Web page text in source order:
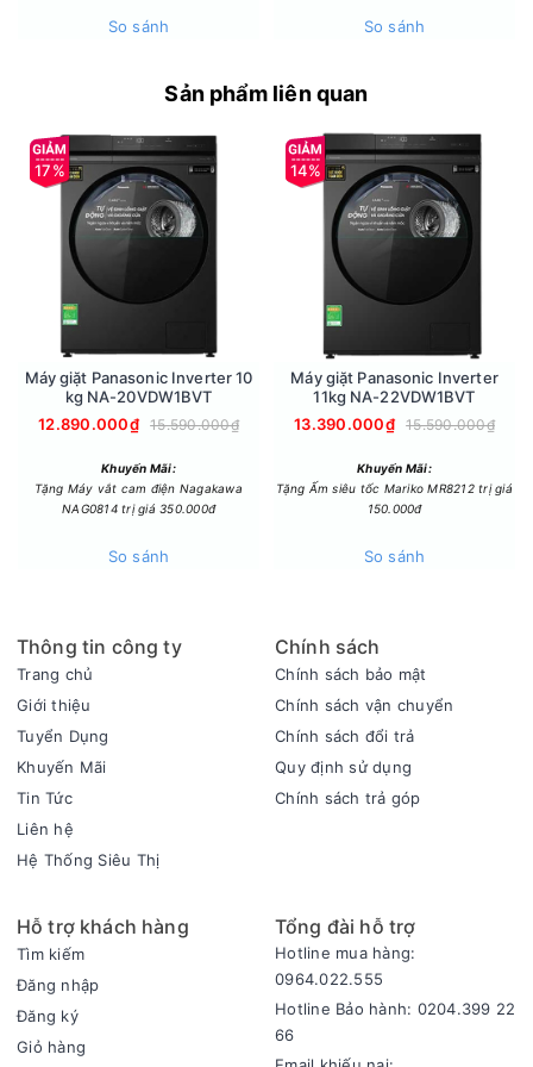
Công nghệ giặt sạch sâu Essence Wash
Công nghệ giặt Essence Wash trên máy giặt Aqua AW10-
sợi vải, loại bỏ bụi bẩn và các vết bẩn cứng đầu mà không
làm hư hại đến quần áo. Quá trình giặt này giúp quần áo
đối với những loại vải mỏng manh.
BLDC Inverter tiết kiệm điện năng
BP4657M(B) hoạt động vô cùng hiệu quả và tiết kiệm điện
năng. Động cơ không chổi than sẽ mang lại hiệu suất làm việc
cao, giảm thiểu tiếng ồn trong quá trình giặt và vắt, đồng thời
giúp tăng độ bền của máy. Điều này khiến máy giặt này trở
thành lựa chọn lý tưởng cho các gia đình muốn tiết kiệm chi
phí điện năng mà vẫn đảm bảo hiệu quả giặt sạch.
So sánh So sánh
Sản phẩm liên quan
17%
Máy giặt Panasonic Inverter 10
kg NA-20VDW1BVT
12.890.000₫
15.590.000₫
Khuyến Mãi:
Tặng Máy vắt cam điện Nagakawa
NAG0814 trị giá 350.000đ
So sánh
14%
Máy giặt Panasonic Inverter
11kg NA-22VDW1BVT
13.390.000₫
15.590.000₫
Khuyến Mãi:
Tặng Ấm siêu tốc Mariko MR8212 trị giá
150.000đ
So sánh
Thông tin công ty
Trang chủ
Giới thiệu
Tuyển Dụng
Khuyến Mãi
Tin Tức
Liên hệ
Hệ Thống Siêu Thị
Chính sách
Chính sách bảo mật
Chính sách vận chuyển
Chính sách đổi trả
Quy định sử dụng
Chính sách trả góp
Hỗ trợ khách hàng
Tìm kiếm
Đăng nhập
Đăng ký
Giỏ hàng
Tổng đài hỗ trợ
Hotline mua hàng:
0964.022.555
Hotline Bảo hành: 0204.399 22
66